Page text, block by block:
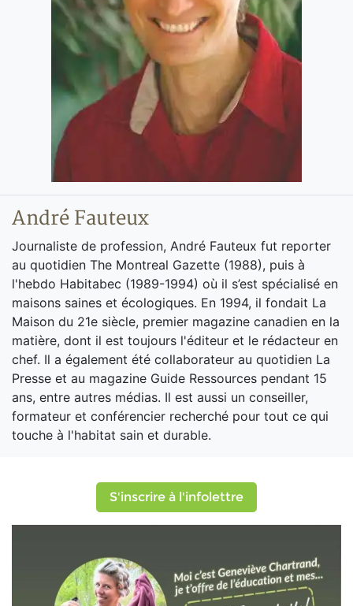
André Fauteux
Journaliste de profession, André Fauteux fut reporter
au quotidien The Montreal Gazette (1988), puis à
l'hebdo Habitabec (1989-1994) où il s’est spécialisé en
maisons saines et écologiques. En 1994, il fondait La
Maison du 21e siècle, premier magazine canadien en la
matière, dont il est toujours l'éditeur et le rédacteur en
chef. Il a également été collaborateur au quotidien La
Presse et au magazine Guide Ressources pendant 15
ans, entre autres médias. Il est aussi un conseiller,
formateur et conférencier recherché pour tout ce qui
touche à l'habitat sain et durable.
S'inscrire à l'infolettre